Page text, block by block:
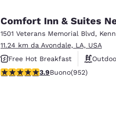
Comfort Inn & Suites
1501 Veterans Memorial Blvd,
11.24 km da Avondale, LA, USA
Free Hot Breakfast
Valutazione di 3.92 stelle. Buono.
3.9Buono(952)